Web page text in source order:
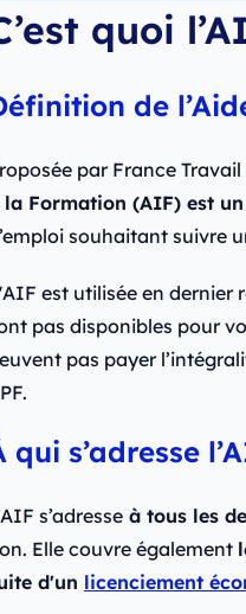
quoi
de
par France
la Formation (AIF) est
souhaitant suivre
est utilisée en dernier
pas disponibles pour
pas payer
qui s’adresse
s’adresseà tous les
Elle couvre également
d'un licenciement